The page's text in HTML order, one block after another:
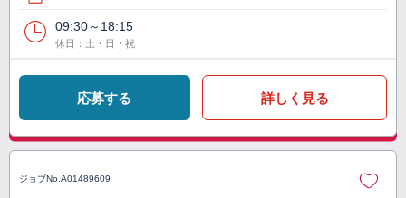
09:30～18:15
休日：土・日・祝
応募する 詳しく見る
ジョブNo. A01489609